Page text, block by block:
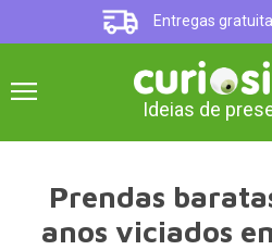
Entregas
Ideias de
Prendas
anos viciados